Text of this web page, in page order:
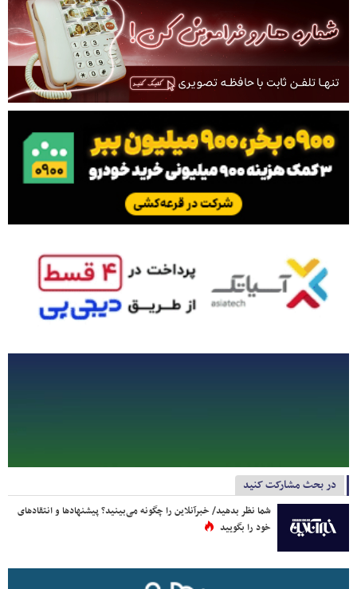
در بحث مشارکت کنید
شما نظر بدهید/ خبرآنلاین را چگونه می‌بینید؟ پیشنهادها و انتقادهای
خود را بگویید